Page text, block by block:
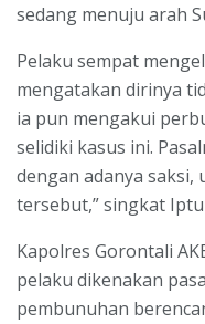
sedang menuju arah
Pelaku sempat
mengatakan dirinya
ia pun mengakui
selidiki kasus ini.
dengan adanya saksi,
tersebut,” singkat
Kapolres Gorontali
pelaku dikenakan
pembunuhan